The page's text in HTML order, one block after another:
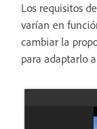
Los requisitos
varían en
cambiar la
para adaptarlo